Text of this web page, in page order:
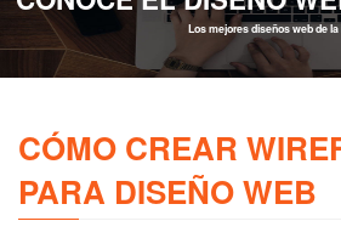
Los mejores diseños web de la
CÓMO CREAR
PARA DISEÑO WEB